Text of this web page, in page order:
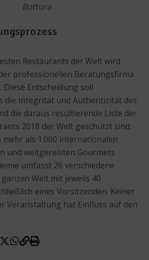
Bottura
Restaurants der Welt wird
professionellen Beratungsfirma
Entscheidung soll
die Integrität und Authentizität des
die daraus resultierende Liste der
2018 der Welt geschützt sind.
mehr als 1.000 internationalen
und weitgereisten Gourmets
umfasst 26 verschiedene
Welt mit jeweils 40
eines Vorsitzenden. Keiner
Veranstaltung hat Einfluss auf den